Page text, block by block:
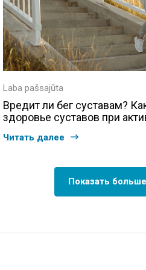
Laba pašsajūta
Вредит ли бег суставам?
здоровье суставов при
Читать далее
Показать